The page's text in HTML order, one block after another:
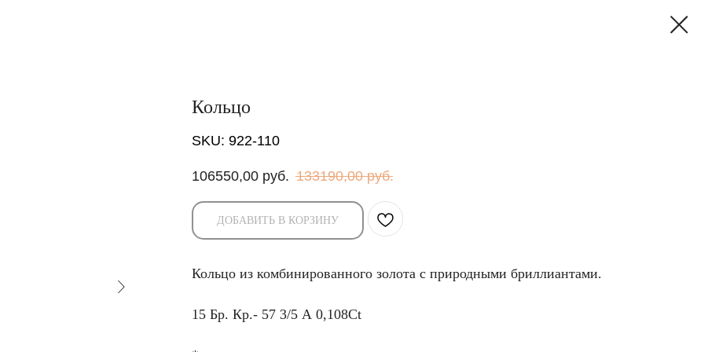
Кольцо
SKU: 922-110
106550,00 руб. 133190,00 руб.
ДОБАВИТЬ В КОРЗИНУ
Кольцо из комбинированного золота с природными бриллиантами.
15 Бр. Кр.- 57 3/5 А 0,108Ct